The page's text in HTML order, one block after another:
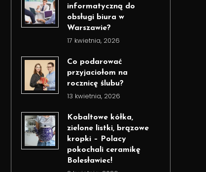
informatyczną do
obsługi biura w
Warszawie?
17 kwietnia, 2026
Co podarować
przyjaciołom na
rocznicę ślubu?
13 kwietnia, 2026
Kobaltowe kółka,
zielone listki, brązowe
kropki – Polacy
pokochali ceramikę
Bolesławiec!